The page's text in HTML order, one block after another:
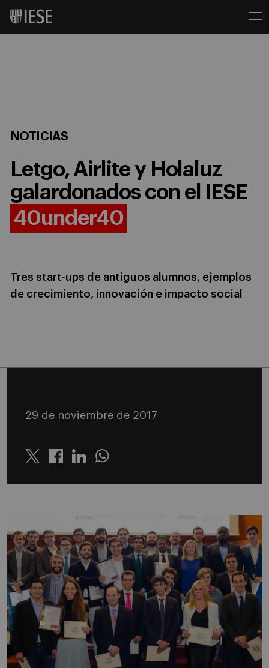
NOTICIAS
Letgo, Airlite y Holaluz
galardonados con el IESE
40under40
Tres start-ups de antiguos alumnos, ejemplos
de crecimiento, innovación e impacto social
29 de noviembre de 2017
Twitter LinkedinWhatsapp